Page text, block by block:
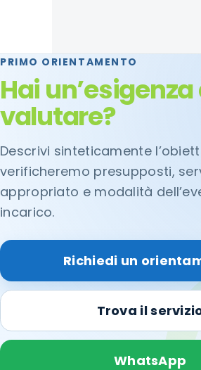
PRIMO ORIENTAMENTO
Hai
valutare?
Descrivi sinteticamente
verificheremo presupposti,
appropriato e modalità
incarico.
Richiedi un
Trova il
WhatsApp